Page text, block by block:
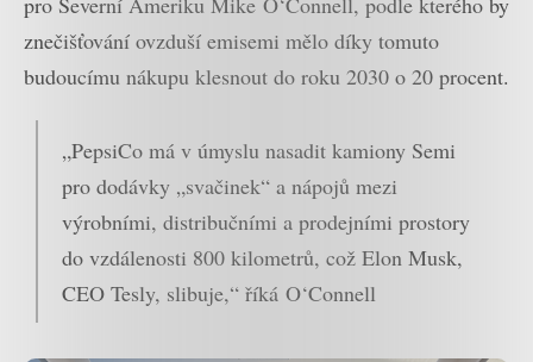
znečišťování ovzduší emisemi mělo díky tomuto
budoucímu nákupu klesnout do roku 2030 o 20 procent.
„PepsiCo má v úmyslu nasadit kamiony Semi
pro dodávky „svačinek“ a nápojů mezi
výrobními, distribučními a prodejními prostory
do vzdálenosti 800 kilometrů, což Elon Musk,
CEO Tesly, slibuje,“ říká O‘Connell